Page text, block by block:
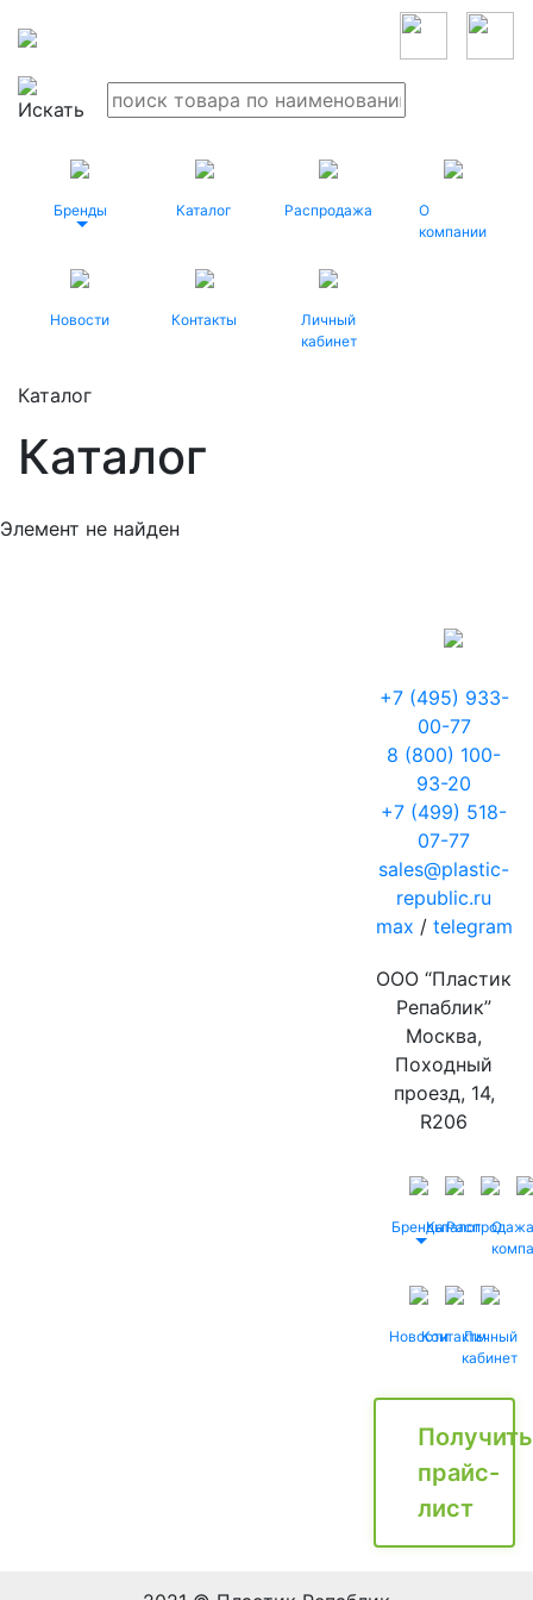
Бренды Каталог Распродажа
О
компании
Новости Контакты
Личный
кабинет
Каталог
Каталог
Элемент не найден
+7 (495) 933-
00-77
8 (800) 100-
93-20
+7 (499) 518-
07-77
sales@plastic-
republic.ru
max / telegram
ООО “Пластик
Репаблик”
Москва,
Походный
проезд, 14,
R206
БрендыКаталог
Распродажа
О
НовостиКонтактыЛичный
кабинет
Получить
прайс-
лист